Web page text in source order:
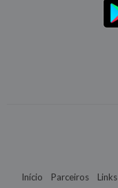
Início Parceiros Links